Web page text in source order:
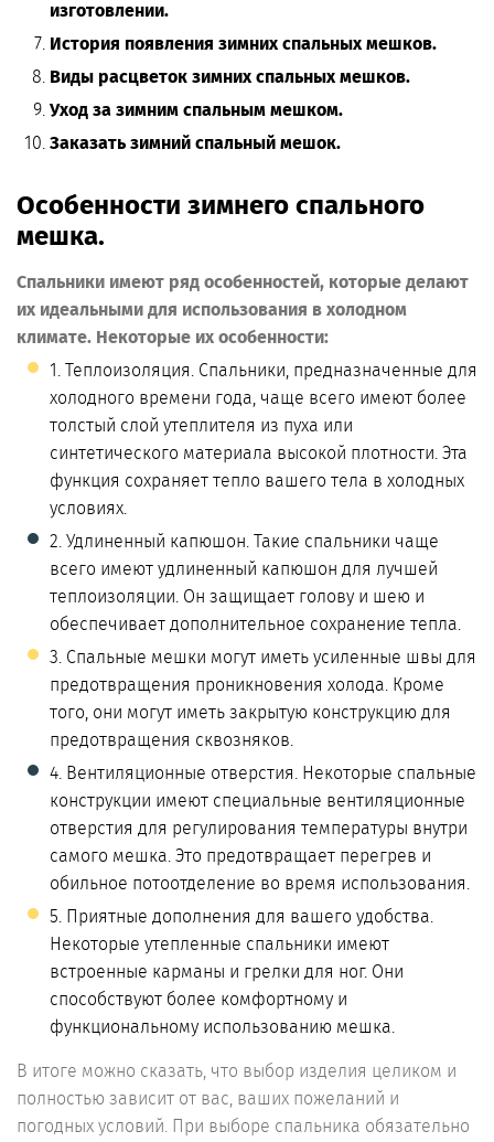
изготовлении.
История появления зимних спальных мешков.
Виды расцветок зимних спальных мешков.
Уход за зимним спальным мешком.
Заказать зимний спальный мешок.
Особенности зимнего спального
мешка.
Спальники имеют ряд особенностей, которые делают
их идеальными для использования в холодном
климате. Некоторые их особенности:
1. Теплоизоляция. Спальники, предназначенные для
холодного времени года, чаще всего имеют более
толстый слой утеплителя из пуха или
синтетического материала высокой плотности. Эта
функция сохраняет тепло вашего тела в холодных
условиях.
2. Удлиненный капюшон. Такие спальники чаще
всего имеют удлиненный капюшон для лучшей
теплоизоляции. Он защищает голову и шею и
обеспечивает дополнительное сохранение тепла.
3. Спальные мешки могут иметь усиленные швы для
предотвращения проникновения холода. Кроме
того, они могут иметь закрытую конструкцию для
предотвращения сквозняков.
4. Вентиляционные отверстия. Некоторые спальные
конструкции имеют специальные вентиляционные
отверстия для регулирования температуры внутри
самого мешка. Это предотвращает перегрев и
обильное потоотделение во время использования.
5. Приятные дополнения для вашего удобства.
Некоторые утепленные спальники имеют
встроенные карманы и грелки для ног. Они
способствуют более комфортному и
функциональному использованию мешка.
В итоге можно сказать, что выбор изделия целиком и
полностью зависит от вас, ваших пожеланий и
погодных условий. При выборе спальника обязательно